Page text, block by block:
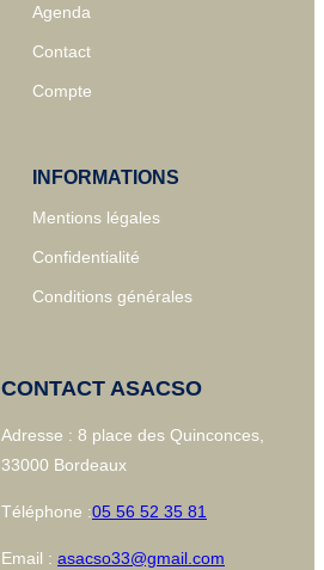
Agenda
Contact
Compte
INFORMATIONS
Mentions légales
Confidentialité
Conditions générales
CONTACT ASACSO
Adresse : 8 place des Quinconces,
33000 Bordeaux
Téléphone :05 56 52 35 81
Email : asacso33@gmail.com